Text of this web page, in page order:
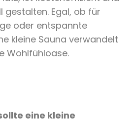
gestalten. Egal, ob für
oder entspannte
kleine Sauna verwandelt
Wohlfühloase.
eine kleine